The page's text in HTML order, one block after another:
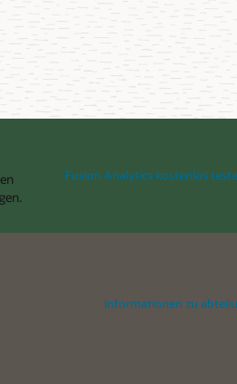
Fusion Analytics kostenlos
Informationen zu